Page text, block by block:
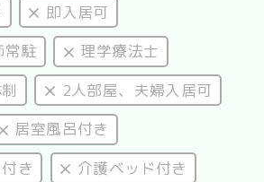
即入居可
常駐
理学療法士
2人部屋、夫婦入居可
居室風呂付き
き
介護ベッド付き